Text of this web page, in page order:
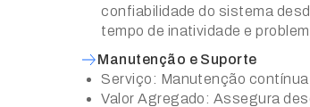
confiabilidade do sistema
tempo de inatividade e
Manutenção e Suporte
Serviço: Manutenção
Valor Agregado: Assegura